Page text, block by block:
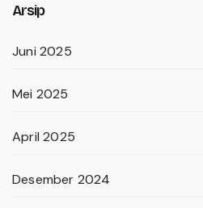
Arsip
Juni 2025
Mei 2025
April 2025
Desember 2024